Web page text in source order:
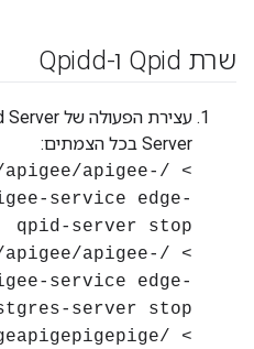
שרת Qpid ו-Qpidd
Server בכל הצמתים:
apigee/apigee-
service edge-
qpid-server stop
apigee/apigee-
service edge-
server stop
> /opt-apigeapigeapigepigepige/